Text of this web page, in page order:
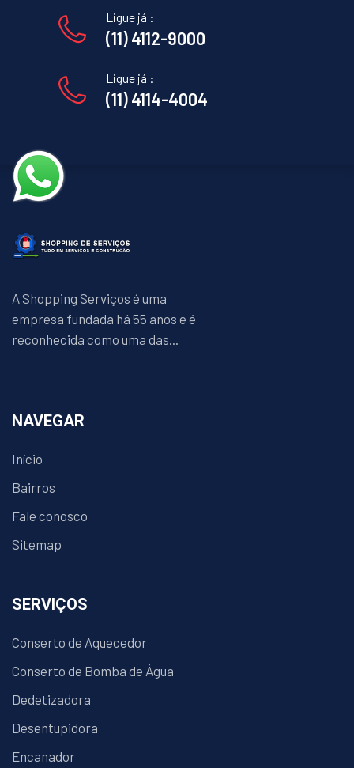
Ligue já :
(11) 4112-9000
Ligue já :
(11) 4114-4004
A Shopping Serviços é uma
empresa fundada há 55 anos e é
reconhecida como uma das...
NAVEGAR
Início
Bairros
Fale conosco
Sitemap
SERVIÇOS
Conserto de Aquecedor
Conserto de Bomba de Água
Dedetizadora
Desentupidora
Encanador